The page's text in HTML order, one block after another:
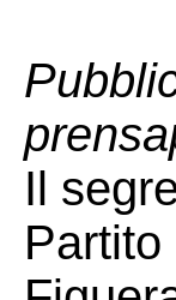
Il